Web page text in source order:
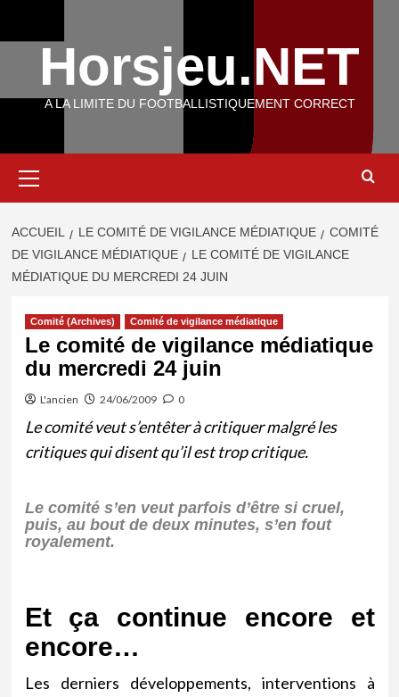
Horsjeu.NET
A LA LIMITE DU FOOTBALLISTIQUEMENT CORRECT
principal
ACCUEIL LE COMITÉ DE VIGILANCE MÉDIATIQUE
COMITÉ
DE VIGILANCE MÉDIATIQUE
LE COMITÉ DE VIGILANCE
MÉDIATIQUE DU MERCREDI 24 JUIN
Comité (Archives) Comité de vigilance médiatique
Le comité de vigilance médiatique
du mercredi 24 juin
L'ancien 24/06/2009 0
Le comité veut s’entêter à critiquer malgré les
critiques qui disent qu’il est trop critique.
Le comité s’en veut parfois d’être si cruel,
puis, au bout de deux minutes, s’en fout
royalement.
Et ça continue encore et
encore…
Les derniers développements, interventions à